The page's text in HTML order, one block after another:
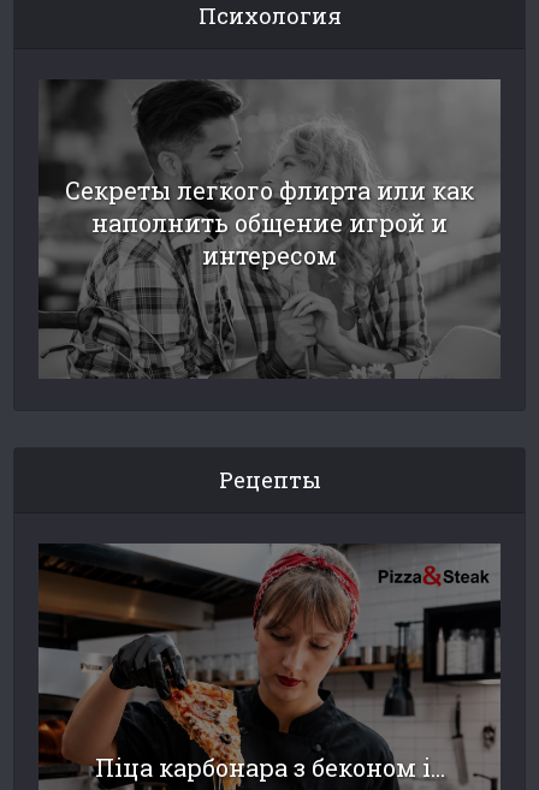
Психология
Секреты легкого флирта или как
наполнить общение игрой и
интересом
Рецепты
Піца карбонара з беконом і...